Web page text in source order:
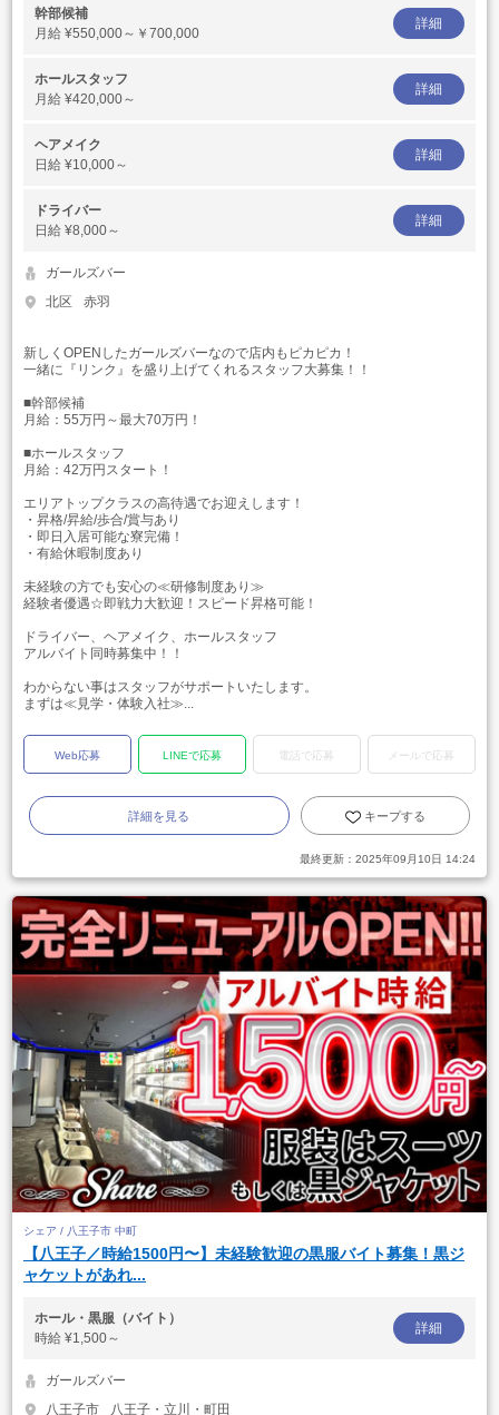
幹部候補
月給 ¥550,000～￥700,000
詳細
ホールスタッフ
月給 ¥420,000～
詳細
ヘアメイク
日給 ¥10,000～
詳細
ドライバー
日給 ¥8,000～
詳細
ガールズバー
北区
赤羽
新しくOPENしたガールズバーなので店内もピカピカ！
一緒に『リンク』を盛り上げてくれるスタッフ大募集！！
■幹部候補
月給：55万円～最大70万円！
■ホールスタッフ
月給：42万円スタート！
エリアトップクラスの高待遇でお迎えします！
・昇格/昇給/歩合/賞与あり
・即日入居可能な寮完備！
・有給休暇制度あり
未経験の方でも安心の≪研修制度あり≫
経験者優遇☆即戦力大歓迎！スピード昇格可能！
ドライバー、ヘアメイク、ホールスタッフ
アルバイト同時募集中！！
わからない事はスタッフがサポートいたします。
まずは≪見学・体験入社≫...
Web応募 LINEで応募 電話で応募 メールで応募
詳細を見る キープする
最終更新： 2025年09月10日 14:24
シェア / 八王子市 中町
【八王子／時給1500円〜】未経験歓迎の黒服バイト募集！黒ジ
ャケットがあれ...
ホール・黒服（バイト）
時給 ¥1,500～
詳細
ガールズバー
八王子市
八王子・立川・町田